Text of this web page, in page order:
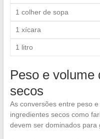
1 colher de sopa
1 xícara
1 litro
Peso e volume
secos
As conversões entre peso
ingredientes secos como
devem ser dominados para